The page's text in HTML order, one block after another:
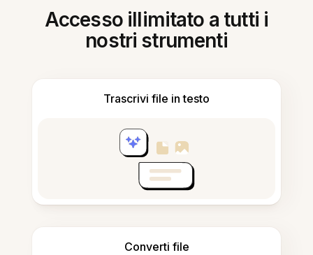
Accesso illimitato a tutti i
nostri strumenti
Trascrivi file in testo
Converti file